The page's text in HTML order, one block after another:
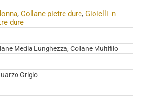
, Collane pietre dure, Gioielli in
dure
Media Lunghezza, Collane Multifilo
Grigio